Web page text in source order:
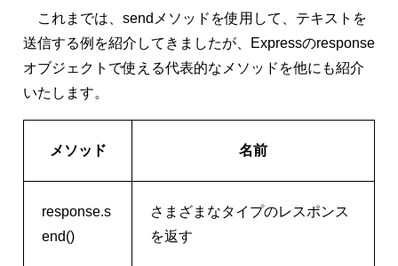
これまでは、sendメソッドを使用して、テキストを
送信する例を紹介してきましたが、Expressのresponse
オブジェクトで使える代表的なメソッドを他にも紹介
いたします。
メソッド 名前
response.s
end()
さまざまなタイプのレスポンス
を返す